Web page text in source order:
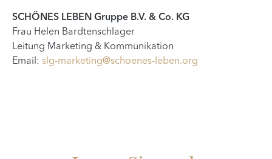
SCHÖNES LEBEN Gruppe B.V. & Co. KG
Frau Helen Bardtenschlager
Leitung Marketing & Kommunikation
Email: slg-marketing@schoenes-leben.org